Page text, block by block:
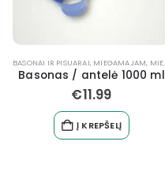
BASONAI IR PISUARAI, MIEGAMAJAM, MIEGAMOJO BALDAI NEĮGALIESIEMS
Basonas / antelė 1000 ml
€11.99
Į KREPŠELĮ